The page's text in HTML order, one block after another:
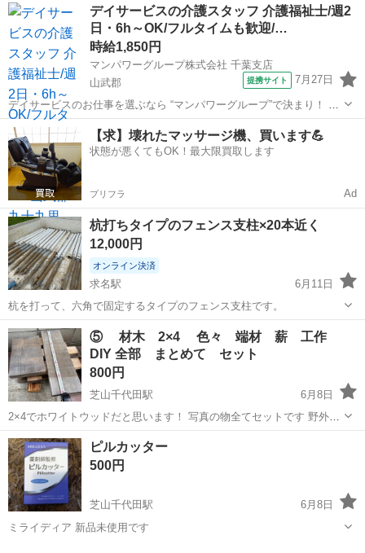
デイサービスの介護スタッフ 介護福祉士/週2
日・6h～OK/フルタイムも歓迎/…
時給1,850円
マンパワーグループ株式会社 千葉支店
山武郡
提携サイト 7月27日
デイサービスのお仕事を選ぶなら “マンパワーグループ”で決まり！ ✅️
高時給で稼げる！ ✅️ライフスタイルに合わせて働ける！ ✅️資格取得支
援など福利厚生充実！ ✅️大手なので安定性抜群！ ...
千葉 山武郡 医療
【求】壊れたマッサージ機、買います💪
状態が悪くてもOK！最大限買取します
プリフラ Ad
杭打ちタイプのフェンス支柱×20本近く
12,000円
オンライン決済
求名駅
6月11日
杭を打って、六角で固定するタイプのフェンス支柱です。
千葉 山武郡 求名駅
⑤ 材木 2×4 色々 端材 薪 工作
DIY 全部 まとめて セット
800円
芝山千代田駅
6月8日
2×4でホワイトウッドだと思います！ 写真の物全てセットです 野外に
おいてますが風通るようにおいです 必要な方宜しくお願い致します
m(_ _)m
千葉 山武郡 芝山千代田駅
ピルカッター
500円
芝山千代田駅
6月8日
ミライディア 新品未使用です